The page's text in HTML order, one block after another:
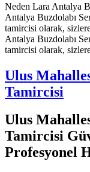
Neden Lara Antalya
Antalya Buzdolabı
tamircisi olarak,
Antalya Buzdolabı
tamircisi olarak,
Ulus
Tamircisi
Ulus
Tamircisi
Profesyonel